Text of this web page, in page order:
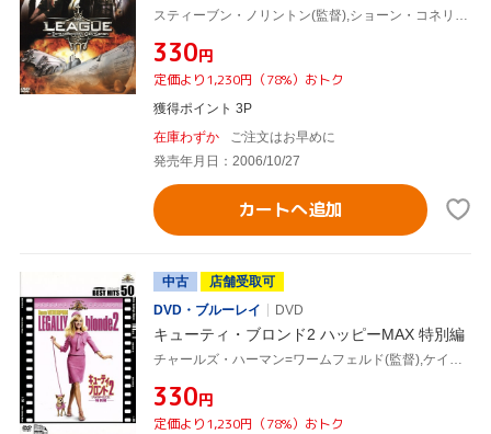
¥330円
定価より1,230円（78%）おトク
獲得ポイント 3P
在庫わずか
ご注文はお早めに
発売年月日：2006/10/27
カートへ追加
中古
店舗受取可
DVD・ブルーレイ
DVD
キューティ・ブロンド2 ハッピーMAX 特別編
¥330円
定価より1,230円（78%）おトク